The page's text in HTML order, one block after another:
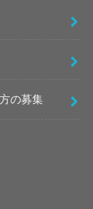
の募集